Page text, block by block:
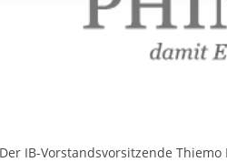
Ihre etwaige
der von Ihnen
aufgrund berechtigter
Der IB-Vorstandsvorsitzende